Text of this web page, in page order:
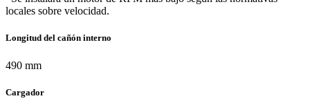
locales sobre velocidad.
Longitud del cañón interno
490 mm
Cargador